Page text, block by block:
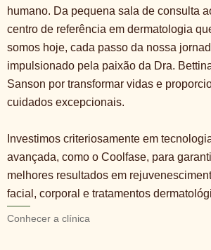
humano. Da pequena sala de consulta
centro de referência em dermatologia
somos hoje, cada passo da nossa
impulsionado pela paixão da Dra.
Sanson por transformar vidas e
cuidados excepcionais.
Investimos criteriosamente em
avançada, como o Coolfase, para
melhores resultados em
facial, corporal e tratamentos
Conhecer a clínica